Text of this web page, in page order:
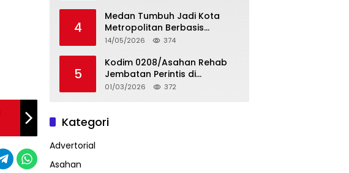
4
Medan Tumbuh Jadi Kota
Metropolitan Berbasis
Teknologi
14/05/2026 374
5
Kodim 0208/Asahan Rehab
Jembatan Perintis di
Mandarsah
01/03/2026 372
Kategori
Advertorial
Asahan